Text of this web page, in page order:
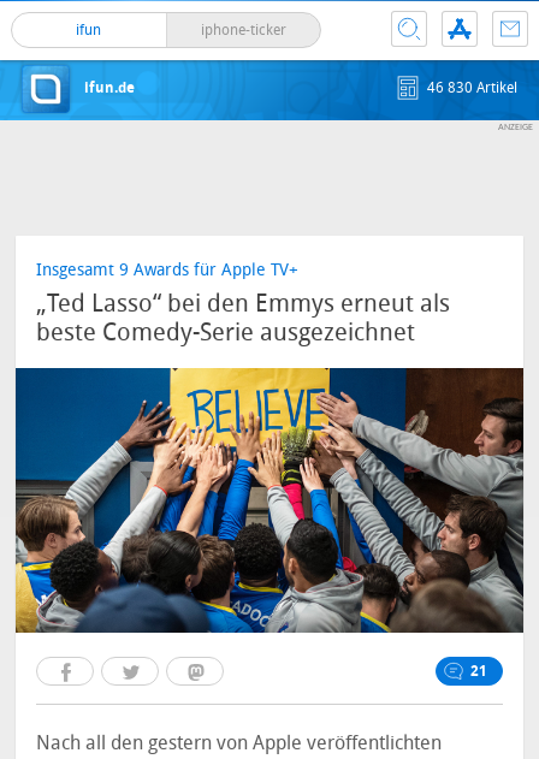
ifun iphone-ticker
ifun.de 46 830 Artikel
Insgesamt 9 Awards für Apple TV+
„Ted Lasso“ bei den Emmys erneut als
beste Comedy-Serie ausgezeichnet
21
Nach all den gestern von Apple veröffentlichten